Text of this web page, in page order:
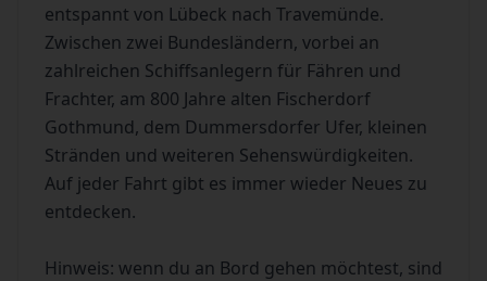
entspannt von Lübeck nach Travemünde.
Zwischen zwei Bundesländern, vorbei an
zahlreichen Schiffsanlegern für Fähren und
Frachter, am 800 Jahre alten Fischerdorf
Gothmund, dem Dummersdorfer Ufer, kleinen
Stränden und weiteren Sehenswürdigkeiten.
Auf jeder Fahrt gibt es immer wieder Neues zu
entdecken.
Hinweis: wenn du an Bord gehen möchtest, sind